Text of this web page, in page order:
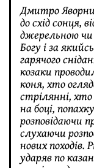
Дмитро
до схід сонця,
джерельною чи
Богу і за
гарячого
козаки
коня, хто
стрілянні,
на боці,
розповідаючи
слухаючи
нових походів.
ударяв по